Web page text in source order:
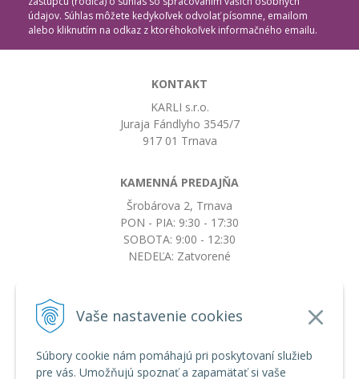
Vaše nastavenie cookies
Súbory cookie nám pomáhajú pri poskytovaní služieb
pre vás. Umožňujú spoznať a zapamätať si vaše
údajov. Súhlas môžete kedykoľvek odvolať písomne, emailom
alebo kliknutím na odkaz z ktoréhokoľvek informačného emailu.
KONTAKT
KARLI s.r.o.
Juraja Fándlyho 3545/7
917 01 Trnava
KAMENNÁ PREDAJŇA
Šrobárova 2, Trnava
PON - PIA: 9:30 - 17:30
SOBOTA: 9:00 - 12:30
NEDEĽA: Zatvorené
objednavky@botkydorobotky.sk